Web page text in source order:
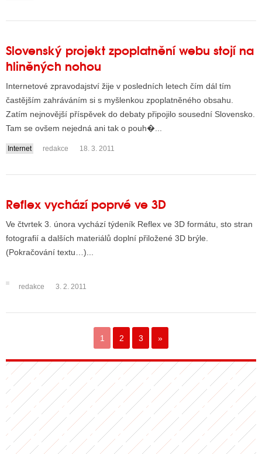
Slovenský projekt zpoplatnění webu stojí na
hliněných nohou
Internetové zpravodajství žije v posledních letech čím dál tím
častějším zahráváním si s myšlenkou zpoplatněného obsahu.
Zatím nejnovější příspěvek do debaty připojilo sousední Slovensko.
Tam se ovšem nejedná ani tak o pouh�...
Internet redakce 18. 3. 2011
Reflex vychází poprvé ve 3D
Ve čtvrtek 3. února vychází týdeník Reflex ve 3D formátu, sto stran
fotografií a dalších materiálů doplní přiložené 3D brýle.
(Pokračování textu…)...
redakce 3. 2. 2011
1 2 3 »